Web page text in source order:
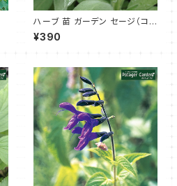
ハーブ 苗 ガーデン セージ（コモ
ンセージ）
¥390